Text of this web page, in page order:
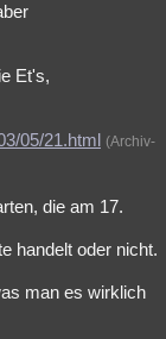
Et's,
05/21.html (Archiv-
die am 17.
handelt oder nicht.
man es wirklich